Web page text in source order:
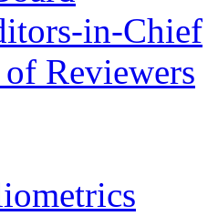
in-Chief
Reviewers